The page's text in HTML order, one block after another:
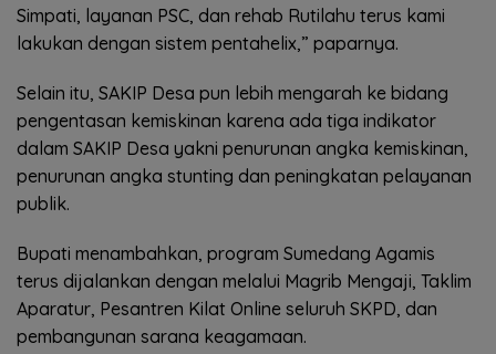
Simpati, layanan PSC, dan rehab Rutilahu terus kami
lakukan dengan sistem pentahelix,” paparnya.
Selain itu, SAKIP Desa pun lebih mengarah ke bidang
pengentasan kemiskinan karena ada tiga indikator
dalam SAKIP Desa yakni penurunan angka kemiskinan,
penurunan angka stunting dan peningkatan pelayanan
publik.
Bupati menambahkan, program Sumedang Agamis
terus dijalankan dengan melalui Magrib Mengaji, Taklim
Aparatur, Pesantren Kilat Online seluruh SKPD, dan
pembangunan sarana keagamaan.